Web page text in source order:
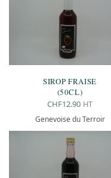
SIROP FRAISE
(50CL)
CHF12.90 HT
Genevoise du Terroir